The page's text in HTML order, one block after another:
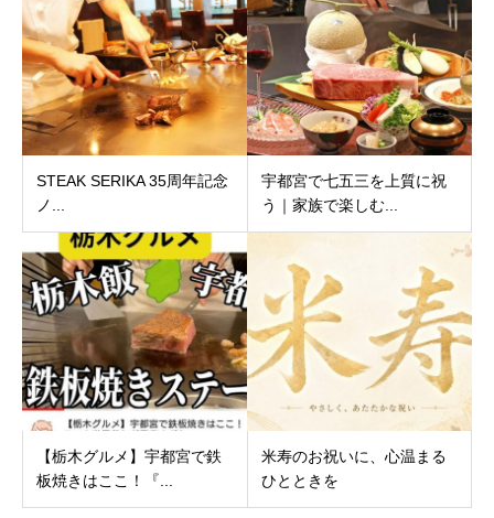
STEAK SERIKA 35周年記念
ノ...
宇都宮で七五三を上質に祝
う｜家族で楽しむ...
【栃木グルメ】宇都宮で鉄
板焼きはここ！『...
米寿のお祝いに、心温まる
ひとときを